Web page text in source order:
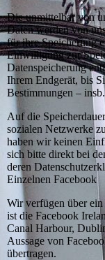
Die unmittelbar von
Daten werden von
für ihre Speicherung
Einwilligung zur
Datenspeicherung
Ihrem Endgerät, bis
Bestimmungen –
Auf die
sozialen Netzwerke
haben wir keinen
sich bitte direkt bei
deren
Einzelnen Facebook
Wir verfügen über
ist die Facebook
Canal Harbour,
Aussage von
übertragen.